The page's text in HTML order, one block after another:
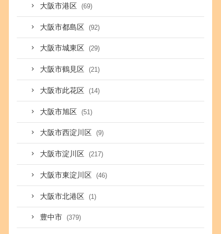
大阪市港区 (69)
大阪市都島区 (92)
大阪市城東区 (29)
大阪市鶴見区 (21)
大阪市此花区 (14)
大阪市旭区 (51)
大阪市西淀川区 (9)
大阪市淀川区 (217)
大阪市東淀川区 (46)
大阪市北港区 (1)
豊中市 (379)